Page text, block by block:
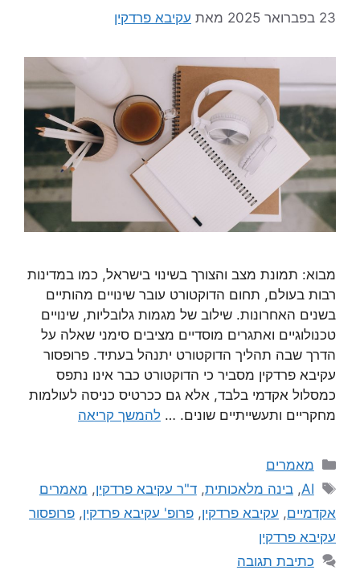
23 בפברואר 2025 מאת עקיבא פרדקין
מבוא: תמונת מצב והצורך בשינוי בישראל, כמו במדינות
רבות בעולם, תחום הדוקטורט עובר שינויים מהותיים
בשנים האחרונות. שילוב של מגמות גלובליות, שינויים
טכנולוגיים ואתגרים מוסדיים מציבים סימני שאלה על
הדרך שבה תהליך הדוקטורט יתנהל בעתיד. פרופסור
עקיבא פרדקין מסביר כי הדוקטורט כבר אינו נתפס
כמסלול אקדמי בלבד, אלא גם ככרטיס כניסה לעולמות
מחקריים ותעשייתיים שונים. … להמשך קריאה
מאמרים
AI
,בינה מלאכותית,ד"ר עקיבא פרדקין, מאמרים
אקדמיים, עקיבא פרדקין, פרופ' עקיבא פרדקין, פרופסור
עקיבא פרדקין
כתיבת תגובה